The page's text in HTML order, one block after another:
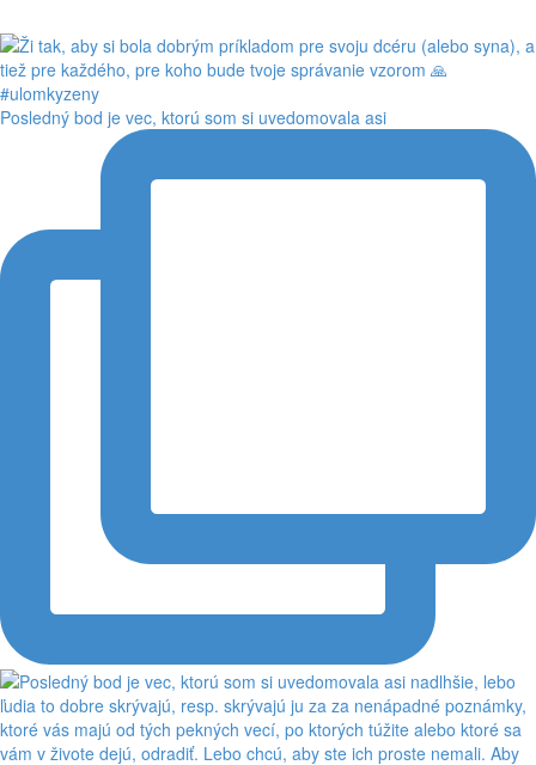
Posledný bod je vec, ktorú som si uvedomovala asi